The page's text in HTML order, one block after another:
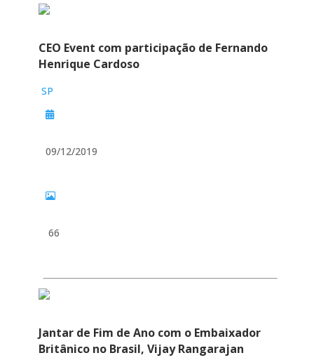
CEO Event com participação de Fernando
Henrique Cardoso
SP
09/12/2019
66
Jantar de Fim de Ano com o Embaixador
Britânico no Brasil, Vijay Rangarajan